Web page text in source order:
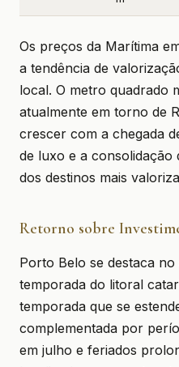
Os preços da Marítima
a tendência de
local. O metro quadrado
atualmente em torno de
crescer com a chegada
de luxo e a
dos destinos mais
Retorno sobre
Porto Belo se destaca
temporada do litoral
temporada que se
complementada por
em julho e feriados